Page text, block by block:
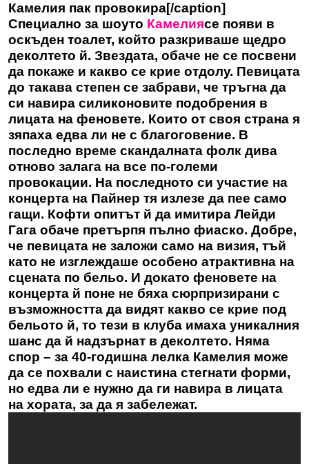
Камелия пак провокира[/caption]
Специално за шоуто Камелиясе появи в
оскъден тоалет, който разкриваше щедро
деколтето й. Звездата, обаче не се посвени
да покаже и какво се крие отдолу. Певицата
до такава степен се забрави, че тръгна да
си навира силиконовите подобрения в
лицата на феновете. Които от своя страна я
зяпаха едва ли не с благоговение. В
последно време скандалната фолк дива
отново залага на все по-големи
провокации. На последното си участие на
концерта на Пайнер тя излезе да пее само
гащи. Кофти опитът й да имитира Лейди
Гага обаче претърпя пълно фиаско. Добре,
че певицата не заложи само на визия, тъй
като не изглеждаше особено атрактивна на
сцената по бельо. И докато феновете на
концерта й поне не бяха сюрпризирани с
възможността да видят какво се крие под
бельото й, то тези в клуба имаха уникалния
шанс да й надзърнат в деколтето. Няма
спор – за 40-годишна лелка Камелия може
да се похвали с наистина стегнати форми,
но едва ли е нужно да ги навира в лицата
на хората, за да я забележат.